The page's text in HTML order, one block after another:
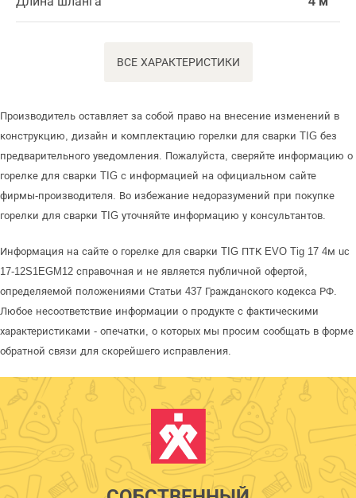
ВСЕ ХАРАКТЕРИСТИКИ
Производитель оставляет за собой право на внесение изменений в
конструкцию, дизайн и комплектацию горелки для сварки TIG без
предварительного уведомления. Пожалуйста, сверяйте информацию о
горелке для сварки TIG с информацией на официальном сайте
фирмы-производителя. Во избежание недоразумений при покупке
горелки для сварки TIG уточняйте информацию у консультантов.
Информация на сайте о горелке для сварки TIG ПТК EVO Tig 17 4м uc
17-12S1EGM12 справочная и не является публичной офертой,
определяемой положениями Статьи 437 Гражданского кодекса РФ.
Любое несоответствие информации о продукте с фактическими
характеристиками - опечатки, о которых мы просим сообщать в форме
обратной связи для скорейшего исправления.